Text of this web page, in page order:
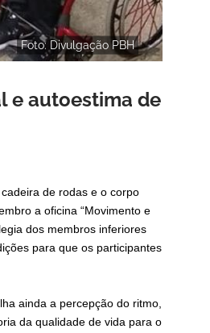
Foto: Divulgação PBH
e autoestima de
de rodas e o corpo
a oficina “Movimento e
dos membros inferiores
para que os participantes
ainda a percepção do ritmo,
da qualidade de vida para o